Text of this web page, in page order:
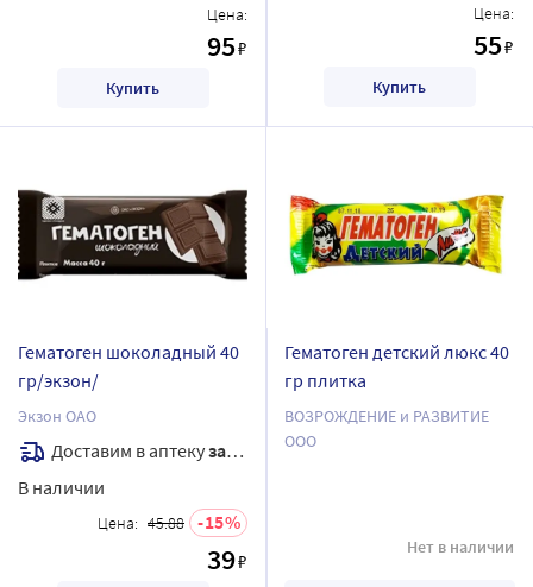
Цена:
95₽
Купить
Цена:
55₽
Купить
Гематоген шоколадный 40
гр/экзон/
Экзон ОАО
Доставим в аптекузавтра
В наличии
Цена: 45.88 15
39₽
Гематоген детский люкс 40
гр плитка
ВОЗРОЖДЕНИЕ и РАЗВИТИЕ
ООО
Нет в наличии